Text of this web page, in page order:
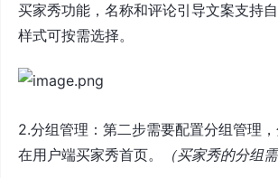
买家秀功能，名称和评论引导文案支持
样式可按需选择。
2.分组管理：第二步需要配置分组管理
在用户端买家秀首页。
（买家秀的分组